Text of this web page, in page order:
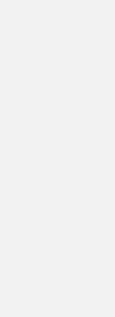
bereit
aus dem Projekt
in das Projekt
und sich
Nun müssen
zustimmen. Total
vorantreiben zu
Partner für das
Jahre nach dem
das Duo des
Joint
und eines
Ein aus denselben